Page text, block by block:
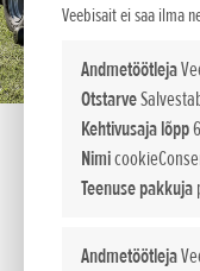
Veebisait ei saa ilma
Andmetöötleja
Otstarve
Kehtivusaja lõpp
Nimi
Teenuse pakkuja
Andmetöötleja
HF 2625 K1 HT